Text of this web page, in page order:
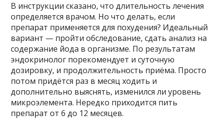
В инструкции сказано, что длительность лечения
определяется врачом. Но что делать, если
препарат применяется для похудения? Идеальный
вариант — пройти обследование, сдать анализ на
содержание йода в организме. По результатам
эндокринолог порекомендует и суточную
дозировку, и продолжительность приёма. Просто
потом придётся раз в месяц ходить и
дополнительно выяснять, изменился ли уровень
микроэлемента. Нередко приходится пить
препарат от 6 до 12 месяцев.